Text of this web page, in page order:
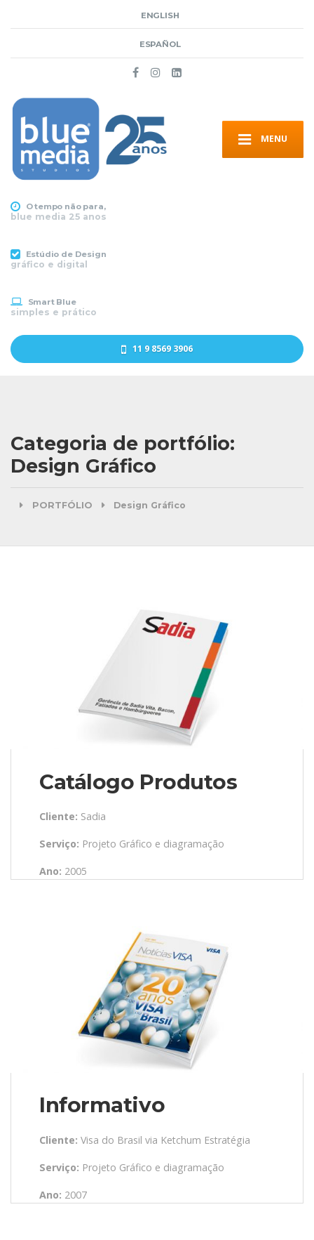
ENGLISH
ESPAÑOL
MENU
O tempo não para,
blue media 25 anos
Estúdio de Design
gráfico e digital
Smart Blue
simples e prático
11 9 8569 3906
Categoria de portfólio:
Design Gráfico
PORTFÓLIO Design Gráfico
Catálogo Produtos
Cliente: Sadia
Serviço: Projeto Gráfico e diagramação
Ano: 2005
Informativo
Cliente: Visa do Brasil via Ketchum Estratégia
Serviço: Projeto Gráfico e diagramação
Ano: 2007